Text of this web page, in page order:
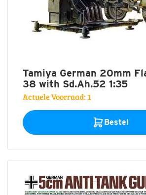
Tamiya German 20mm
38 with Sd.Ah.52 1:35
Actuele Voorraad: 1
Bestel